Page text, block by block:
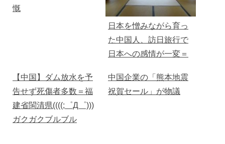
慨
日本を憎みながら育っ
た中国人、訪日旅行で
日本への感情が一変＝
【中国】ダム放水を予
告せず死傷者多数＝福
建省閩清県((((;゜Д゜)))
ガクガクブルブル
中国企業の「熊本地震
祝賀セール」が物議